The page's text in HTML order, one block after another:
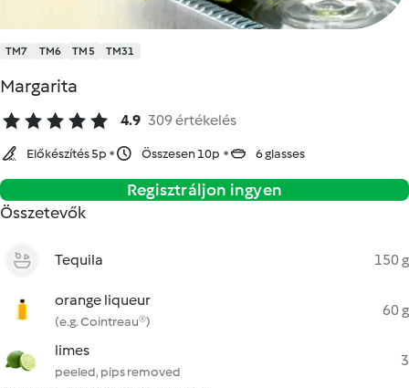
TM7 TM6 TM5 TM31
Margarita
4.9 309 értékelés
Előkészítés 5p Összesen 10p 6 glasses
Regisztráljon ingyen
Összetevők
Tequila 150 g
orange liqueur
(e.g. Cointreau®)
60 g
limes
peeled, pips removed
3